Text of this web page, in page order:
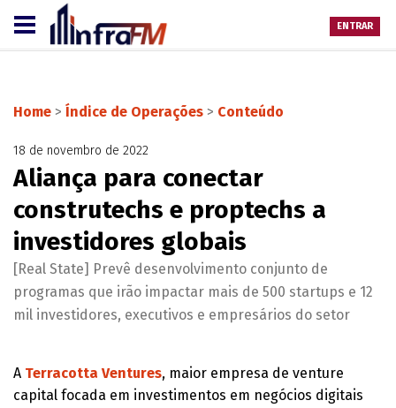
ENTRAR
Home > Índice de Operações > Conteúdo
18 de novembro de 2022
Aliança para conectar
construtechs e proptechs a
investidores globais
[Real State] Prevê desenvolvimento conjunto de
programas que irão impactar mais de 500 startups e 12
mil investidores, executivos e empresários do setor
A Terracotta Ventures, maior empresa de venture
capital focada em investimentos em negócios digitais